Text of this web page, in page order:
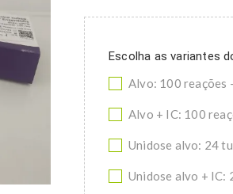
Escolha as variantes
Alvo: 100 reações
Alvo + IC: 100
Unidose alvo: 24
Unidose alvo + IC: